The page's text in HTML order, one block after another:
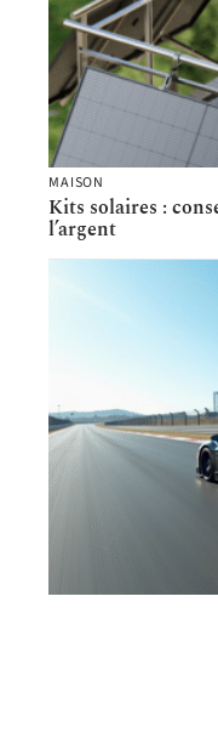
MAISON
Kits solaires :
l’argent